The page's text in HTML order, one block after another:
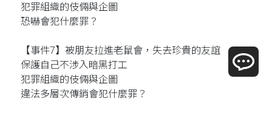
犯罪組織的伎倆與企圖
恐嚇會犯什麼罪？
【事件7】被朋友拉進老鼠會，失去珍貴的友誼
保護自己不涉入暗黑打工
犯罪組織的伎倆與企圖
違法多層次傳銷會犯什麼罪？